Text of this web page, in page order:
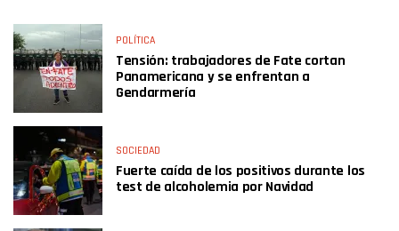
POLÍTICA
Tensión: trabajadores de Fate cortan
Panamericana y se enfrentan a
Gendarmería
SOCIEDAD
Fuerte caída de los positivos durante los
test de alcoholemia por Navidad